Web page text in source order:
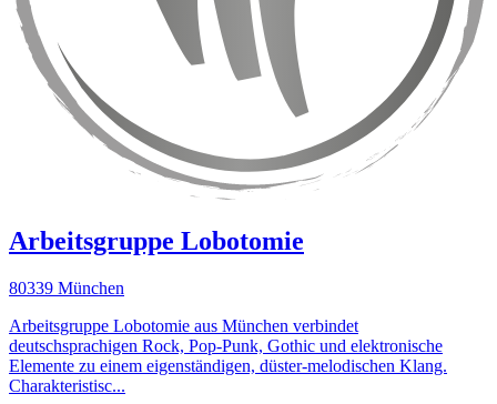
Arbeitsgruppe Lobotomie
80339 München
Arbeitsgruppe Lobotomie aus München verbindet
deutschsprachigen Rock, Pop-Punk, Gothic und elektronische
Elemente zu einem eigenständigen, düster-melodischen Klang.
Charakteristisc...